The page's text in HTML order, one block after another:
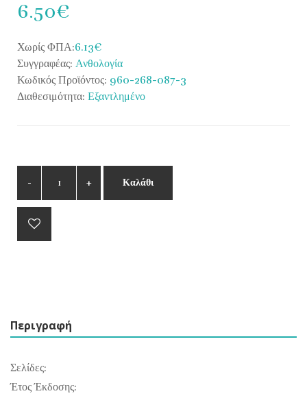
6.50€
Χωρίς ΦΠΑ:6.13€
Συγγραφέας: Ανθολογία
Κωδικός Προϊόντος: 960-268-087-3
Διαθεσιμότητα: Εξαντλημένο
Καλάθι
Περιγραφή
Σελίδες:
Έτος Έκδοσης: